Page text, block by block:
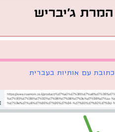
אותיות בעברית